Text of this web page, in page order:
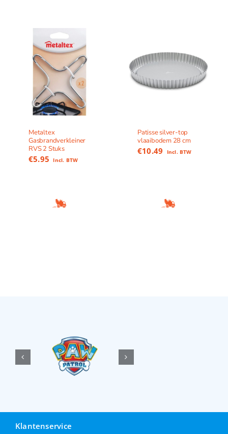
Metaltex
Gasbrandverkleiner
RVS 2 Stuks
€5.95 Incl. BTW
Patisse silver-top
vlaaibodem 28 cm
€10.49 Incl. BTW
Klantenservice